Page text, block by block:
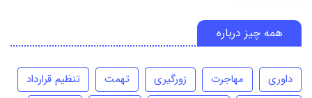
همه چیز درباره
داوری مهاجرت زورگیری تهمت
تنظیم قرارداد